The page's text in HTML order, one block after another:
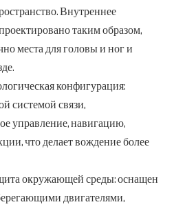
Внутреннее
таким образом,
места для головы и ног и
конфигурация:
системой связи,
управление, навигацию,
что делает вождение более
окружающей среды: оснащен
двигателями,